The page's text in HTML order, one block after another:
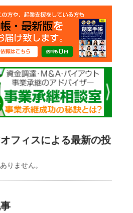
フィスによる最新の投
りません。